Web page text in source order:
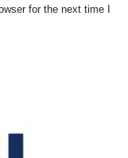
for the next time I